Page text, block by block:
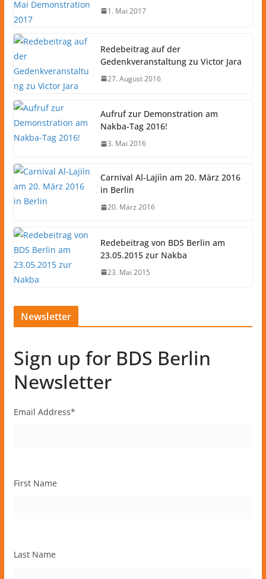
1. Mai 2017
Redebeitrag auf der
Gedenkveranstaltung zu Victor Jara
27. August 2016
Aufruf zur Demonstration am
Nakba-Tag 2016!
3. Mai 2016
Carnival Al-Lajiìn am 20. März 2016
in Berlin
20. März 2016
Redebeitrag von BDS Berlin am
23.05.2015 zur Nakba
23. Mai 2015
Newsletter
Sign up for BDS Berlin
Newsletter
Email Address*
First Name
Last Name